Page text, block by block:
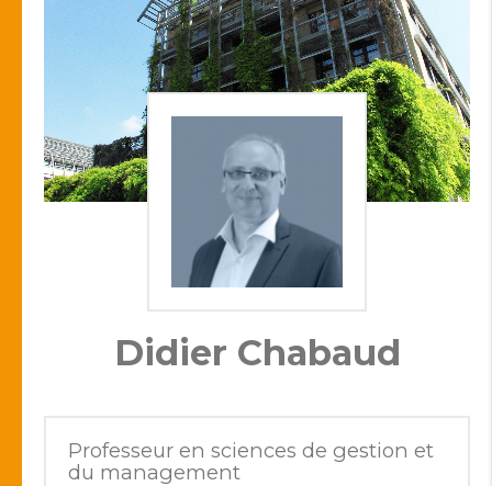
Didier Chabaud
Professeur en sciences de gestion et
du management